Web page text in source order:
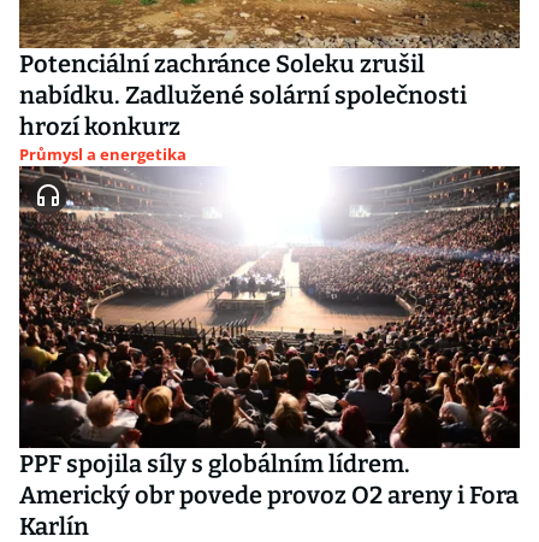
Potenciální zachránce Soleku zrušil
nabídku. Zadlužené solární společnosti
hrozí konkurz
Průmysl a energetika
PPF spojila síly s globálním lídrem.
Americký obr povede provoz O2 areny i Fora
Karlín